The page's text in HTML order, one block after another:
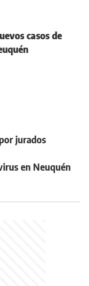
casos de
jurados
en Neuquén